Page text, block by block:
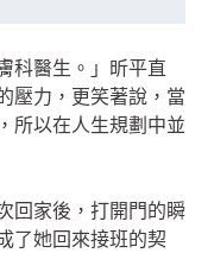
科醫生。」昕平直
壓力，更笑著說，當
所以在人生規劃中並
回家後，打開門的瞬
了她回來接班的契